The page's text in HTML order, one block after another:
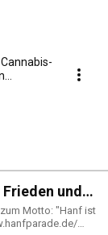
und
Motto: "Hanf ist